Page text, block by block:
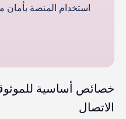
استخدام المنصة
خصائص أساسية
الاتصال